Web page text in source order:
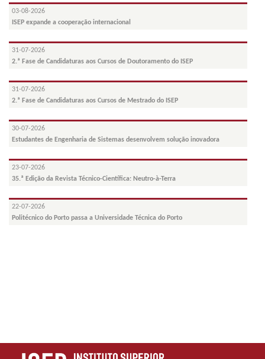
03-08-2026
ISEP expande a cooperação internacional
31-07-2026
2.ª Fase de Candidaturas aos Cursos de Doutoramento do ISEP
31-07-2026
2.ª Fase de Candidaturas aos Cursos de Mestrado do ISEP
30-07-2026
Estudantes de Engenharia de Sistemas desenvolvem solução inovadora
23-07-2026
35.ª Edição da Revista Técnico-Científica: Neutro-à-Terra
22-07-2026
Politécnico do Porto passa a Universidade Técnica do Porto